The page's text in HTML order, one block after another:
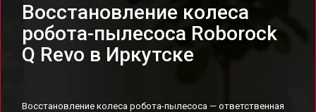
Восстановление колеса
робота-пылесоса Roborock
Q Revo в Иркутске
Восстановление колеса робота-пылесоса — ответственная